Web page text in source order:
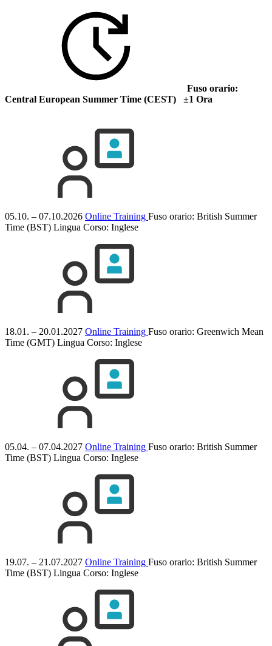
Fuso orario:
Central European Summer Time (CEST) ±1 Ora
05.10. – 07.10.2026 Online Training Fuso orario: British Summer
Time (BST) Lingua Corso: Inglese
18.01. – 20.01.2027 Online Training Fuso orario: Greenwich Mean
Time (GMT) Lingua Corso: Inglese
05.04. – 07.04.2027 Online Training Fuso orario: British Summer
Time (BST) Lingua Corso: Inglese
19.07. – 21.07.2027 Online Training Fuso orario: British Summer
Time (BST) Lingua Corso: Inglese